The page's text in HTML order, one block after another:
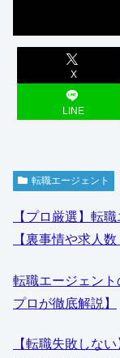
X
LINE
転職エージェント
【プロ厳選】転
【裏事情や求人数
転職エージェン
プロが徹底解説】
【転職失敗しな